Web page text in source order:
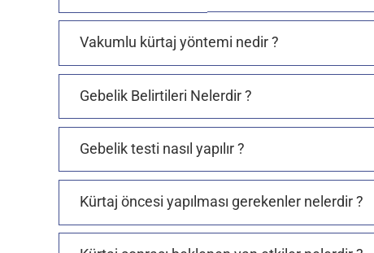
Vakumlu kürtaj yöntemi nedir ?
Gebelik Belirtileri Nelerdir ?
Gebelik testi nasıl yapılır ?
Kürtaj öncesi yapılması gerekenler nelerdir ?